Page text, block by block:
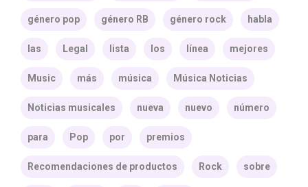
género pop género RB género rock habla
las Legal lista los línea mejores
Music más música Música Noticias
Noticias musicales nueva nuevo número
para Pop por premios
Recomendaciones de productos Rock sobre